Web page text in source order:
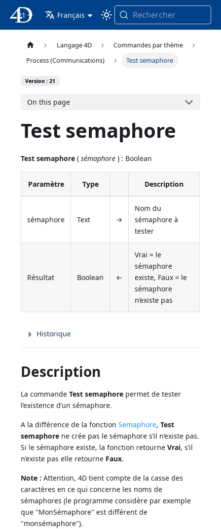
4D Documentation
21 Français Rechercher
Langage 4D
Commandes par thème
Process (Communications)
Test semaphore
Version : 21
On this page
Test semaphore
Test semaphore (sémaphore ) : Boolean
Paramètre Type Description
sémaphore Text →
Nom du
sémaphore à
tester
Résultat Boolean ←
Vrai = le
sémaphore
existe, Faux = le
sémaphore
n’existe pas
Historique
Description
La commandeTest semaphore permet de tester
l’existence d’un sémaphore.
A la différence de la fonctionSemaphore,Test
semaphore ne crée pas le sémaphore s’il n’existe pas.
Si le sémaphore existe, la fonction retourneVrai, s’il
n’existe pas elle retourne Faux.
Note : Attention, 4D tient compte de la casse des
caractères en ce qui concerne les noms de
sémaphores (le programme considère par exemple
que "MonSémaphore" est différent de
"monsémaphore").